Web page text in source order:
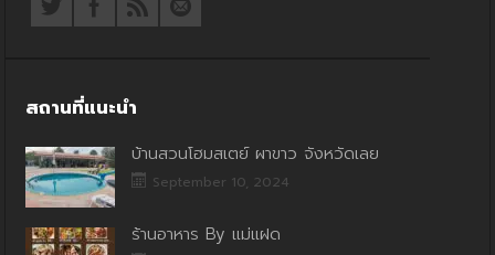
สถานที่แนะนำ
บ้านสวนโฮมสเตย์ ผาขาว จังหวัดเลย
September 10, 2024
ร้านอาหาร By แม่แฝด